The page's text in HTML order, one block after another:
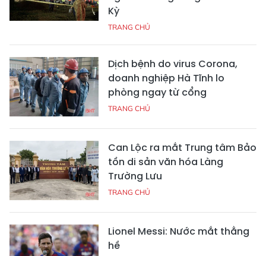
Kỳ
TRANG CHỦ
Dịch bệnh do virus Corona,
doanh nghiệp Hà Tĩnh lo
phòng ngay từ cổng
TRANG CHỦ
Can Lộc ra mắt Trung tâm Bảo
tồn di sản văn hóa Làng
Trường Lưu
TRANG CHỦ
Lionel Messi: Nước mắt thằng
hề